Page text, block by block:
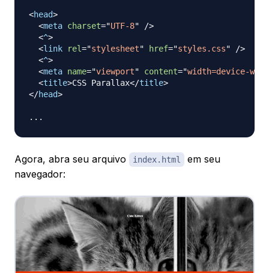
<head>
<meta charset="UTF-8"
/>
<^>
<link rel="stylesheet" href="styles.css"
/>
<^>
<meta name="viewport" content="width=device-
<title>CSS Parallax</title>
</head>
Agora, abra seu arquivo index.html
em seu
navegador: